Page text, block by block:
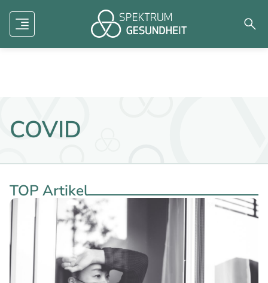
Menü
Human factors Mental Health
Zukunft der Medizin
Forschung
COVID
TOP Artikel